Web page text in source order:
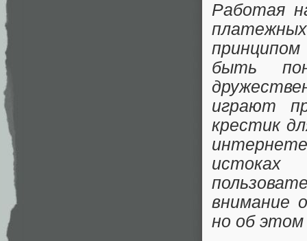
Работая
быть
играют
крестик
внимание
но об